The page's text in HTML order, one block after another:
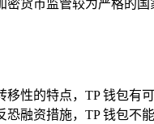
货币监管较为严格的
移性的特点，TP 钱包有
融资措施，TP 钱包不